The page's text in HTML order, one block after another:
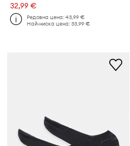
32,99 €
Редовна цена:43,99 €
Най-ниска цена:33,99 €